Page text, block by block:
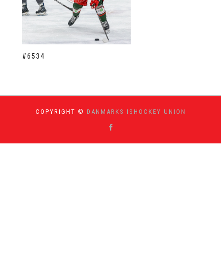
#6534
COPYRIGHT © DANMARKS ISHOCKEY UNION